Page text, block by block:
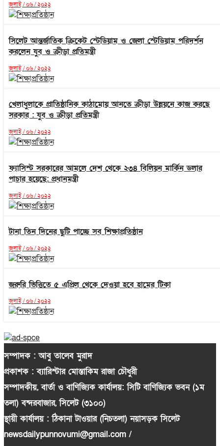
জুলাই / ০৬ / ২০২২
সিলেট আন্তর্জাতিক ক্রিকেট স্টেডিয়াম ও জেলা স্টেডিয়াম পরিদর্শন
করলেন যুব ও ক্রীড়া প্রতিমন্ত্রী
জুলাই / ০৬ / ২০২২
খেলাধুলাকে প্রাতিষ্ঠানিক কাঠামোয় আনতে ক্রীড়া উন্নয়নে কাজ করছে
সরকার : যুব ও ক্রীড়া প্রতিমন্ত্রী
জুলাই / ০৬ / ২০২২
ফ্যাসিস্ট সরকারের আমলে দেশ থেকে ২৩৪ বিলিয়ন মার্কিন ডলার
পাচার হয়েছে: প্রধানমন্ত্রী
জুলাই / ০৬ / ২০২২
টানা তিন দিনের ছুটি পাচ্ছে সব শিক্ষাপ্রতিষ্ঠান
জুলাই / ০৬ / ২০২২
জরুরি ভিত্তিতে ৫ এপ্রিল থেকে দেওয়া হবে হামের টিকা
জুলাই / ০৬ / ২০২২
সম্পাদক : আবু তালেব মুরাদ
প্রকাশক : ব্যারিস্টার মোস্তাকিম রাজা চৌধুরী
সম্পাদকীয়, বার্তা ও বাণিজ্যিক কার্যালয়: সিটি বাণিজ্যিক ভবন (১ম
তলা) বন্দরবাজার, সিলেট (৩১০০)
স্থায়ী কার্যালয় : ঠিকানা টাওয়ার (নিচতলা) নয়াসড়ক সিলেট
newsdailypunnovumi@gmail.com /